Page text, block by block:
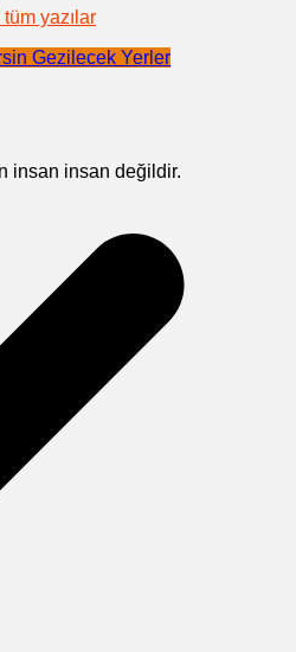
yazılar
Gezilecek Yerler
insan insan değildir.